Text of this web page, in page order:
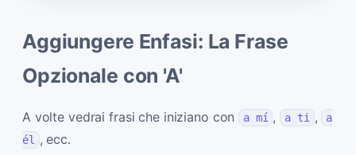
Aggiungere Enfasi: La Frase
Opzionale con 'A'
A volte vedrai frasi che iniziano con a mí , a ti , a
él , ecc.